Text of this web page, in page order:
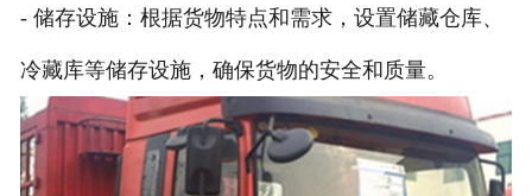
- 储存设施：根据货物特点和需求，设置储藏仓库、
冷藏库等储存设施，确保货物的安全和质量。